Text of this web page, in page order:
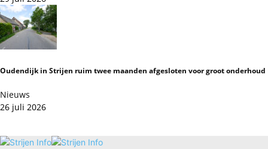
Oudendijk in Strijen ruim twee maanden afgesloten voor groot onderhoud
Nieuws
26 juli 2026